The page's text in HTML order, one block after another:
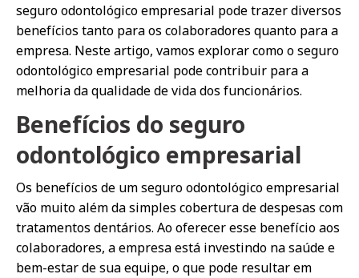
seguro odontológico empresarial pode trazer diversos
benefícios tanto para os colaboradores quanto para a
empresa. Neste artigo, vamos explorar como o seguro
odontológico empresarial pode contribuir para a
melhoria da qualidade de vida dos funcionários.
Benefícios do seguro
odontológico empresarial
Os benefícios de um seguro odontológico empresarial
vão muito além da simples cobertura de despesas com
tratamentos dentários. Ao oferecer esse benefício aos
colaboradores, a empresa está investindo na saúde e
bem-estar de sua equipe, o que pode resultar em